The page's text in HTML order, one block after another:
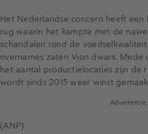
Het Nederlandse concern heeft
rug waarin het kampte met de
schandalen rond de
overnames zaten Vion dwars.
het aantal productielocaties zijn de
wordt sinds 2015 weer winst
Advertentie
(ANP)